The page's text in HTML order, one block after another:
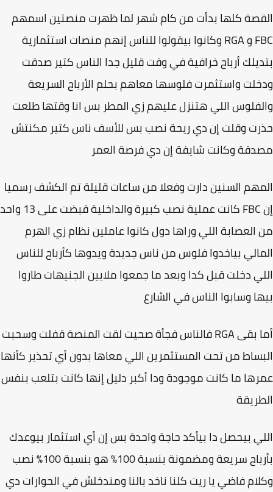
كلها بدأت من كام شهر لما ظهرت منصتين اسمهم
FBC و RGA وكانوا بيقولوا للناس إنهم منصات استثمارية
أرباح خرافية في وقت قليل جدا الناس كتير صدقت
واستثمرت فلوسها معاهم بحلم الأرباح السريعة
اللي هتنزل عليهم زي المطر بس انا وقتها طلعت
وقلت إن دي ريحة نصب بس للأسف ناس كتير مكنتش
وكانت شايفة إن دي فرصة العمر
السنين دارت وفعلا من ساعات قليلة تم الكشف رسميا
إن FBC كانت عملية نصب كبيرة والداخلية قبضت على 13 واحد
اللي وراها دول كانوا عاملين نظام زي الهرم
بياخدوا فلوس من ناس جديدة ويدوها كأرباح للناس
دخلت قبل كدا وبعد ما جمعوا ملايين الجنيهات طاروا
وسابوا الناس في الشارع
أما بقى RGA فالناس فجأة صحيت لقت المنصة قفلت وسحبت
من تحت المستثمرين اللي معاها بدون أي تحذير كأنها
ما كانت موجودة ودا أكبر دليل إنها كانت بتلعب بنفس
بيحصل دا بيأكد حاجة واحدة بس إن أي استثمار بيوعدك
بأرباح سريعة ومضمونة بنسبة 100% هو بنسبة 100% نصب
فاضي يا ريت كلنا ناخد بالنا ومندخلش في الحوارات دي